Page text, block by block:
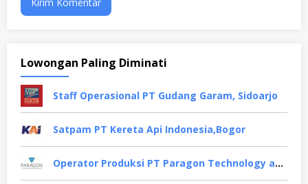
Lowongan Paling Diminati
Staff Operasional PT Gudang Garam, Sidoarjo
Satpam PT Kereta Api Indonesia,Bogor
Operator Produksi PT Paragon Technology and Innovation, Tangerang